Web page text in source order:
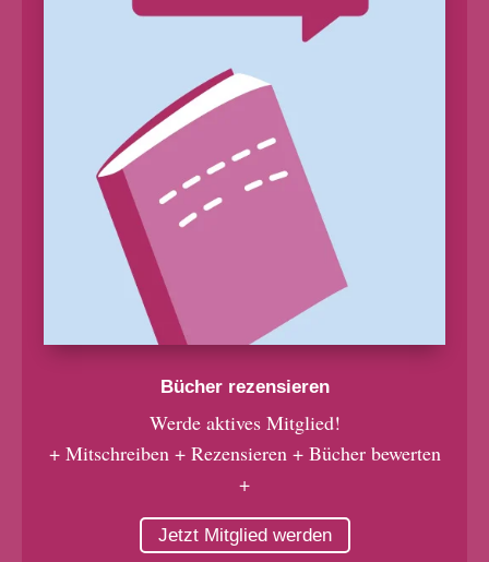
Bücher rezensieren
Werde aktives Mitglied!
+ Mitschreiben + Rezensieren + Bücher bewerten
+
Jetzt Mitglied werden